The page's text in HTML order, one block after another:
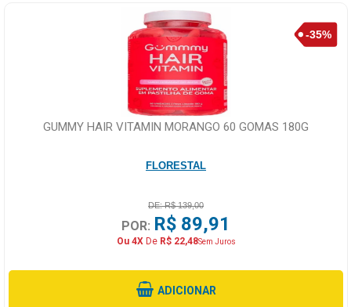
GUMMY HAIR VITAMIN MORANGO 60 GOMAS 180G
FLORESTAL
DE: R$ 139,00
POR: R$ 89,91
Ou 4XDe R$ 22,48Sem Juros
ADICIONAR